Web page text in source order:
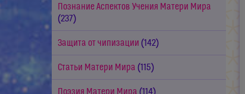
Познание Аспектов Учения Матери Мира
(237)
Защита от чипизации (142)
Статьи Матери Мира (115)
Поэзия Матери Мира (114)